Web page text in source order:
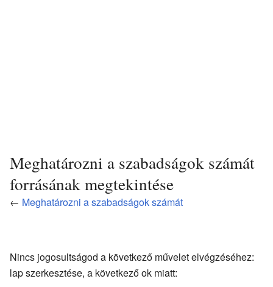
Meghatározni a szabadságok számát
forrásának megtekintése
← Meghatározni a szabadságok számát
Nincs jogosultságod a következő művelet elvégzéséhez:
lap szerkesztése, a következő ok miatt: